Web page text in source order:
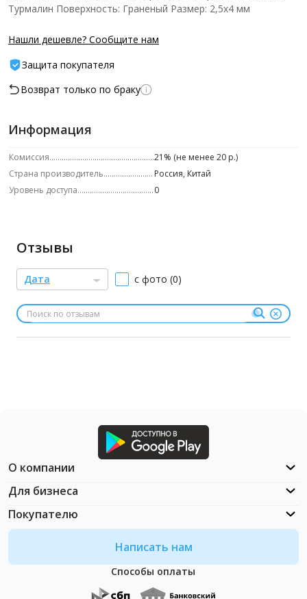
Турмалин Поверхность: Граненый Размер: 2,5х4 мм
Нашли дешевле? Сообщите нам
Защита покупателя
Возврат только по браку
Информация
Комиссия
21% (не менее 20 р.)
Страна производитель
Россия, Китай
Уровень доступа
0
Отзывы
Дата с фото (0)
Написать нам
Способы оплаты
О компании
Для бизнеса
Покупателю